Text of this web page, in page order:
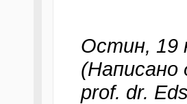
Остин, 19
(Написано
prof. dr.